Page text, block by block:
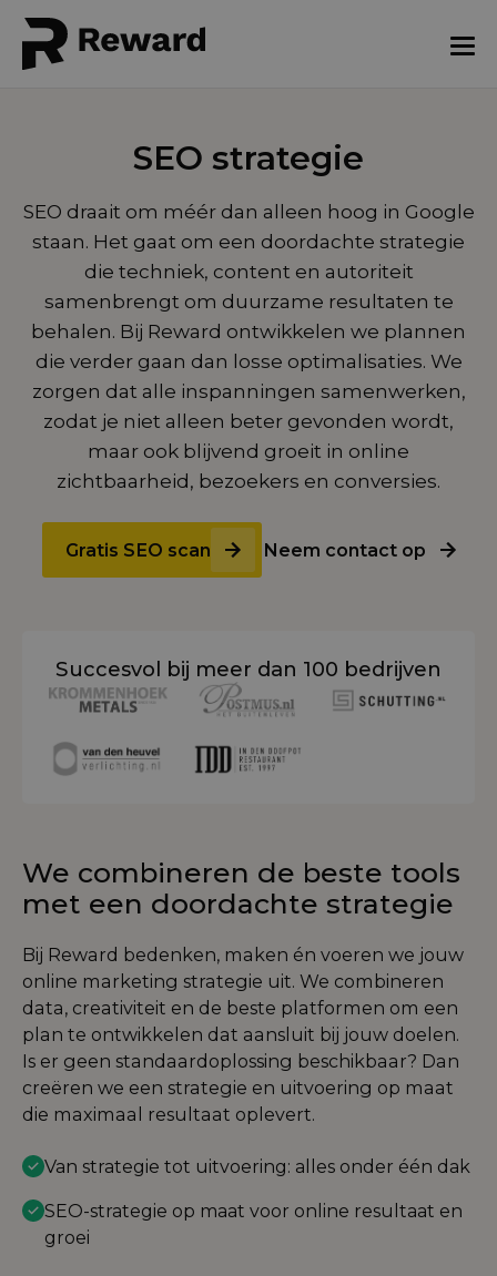
SEO strategie
SEO draait om méér dan alleen hoog in Google
staan. Het gaat om een doordachte strategie
die techniek, content en autoriteit
samenbrengt om duurzame resultaten te
behalen. Bij Reward ontwikkelen we plannen
die verder gaan dan losse optimalisaties. We
zorgen dat alle inspanningen samenwerken,
zodat je niet alleen beter gevonden wordt,
maar ook blijvend groeit in online
zichtbaarheid, bezoekers en conversies.
Gratis SEO scan Neem contact op
Succesvol bij meer dan 100 bedrijven
We combineren de beste tools
met een doordachte strategie
Bij Reward bedenken, maken én voeren we jouw
online marketing strategie uit. We combineren
data, creativiteit en de beste platformen om een
plan te ontwikkelen dat aansluit bij jouw doelen.
Is er geen standaardoplossing beschikbaar? Dan
creëren we een strategie en uitvoering op maat
die maximaal resultaat oplevert.
Van strategie tot uitvoering: alles onder één dak
SEO-strategie op maat voor online resultaat en
groei